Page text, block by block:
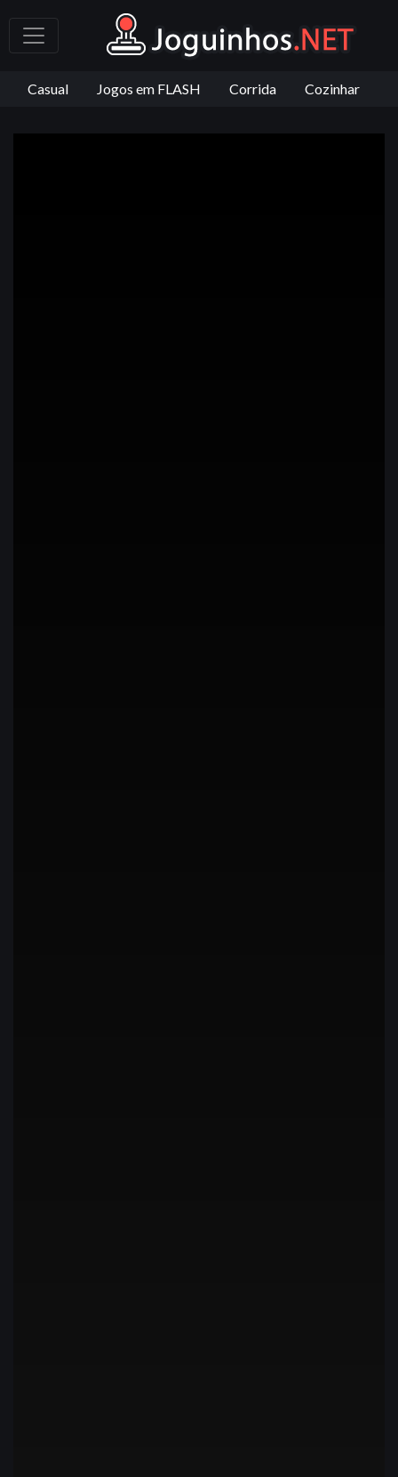
Casual Jogos em FLASH Corrida Cozinhar